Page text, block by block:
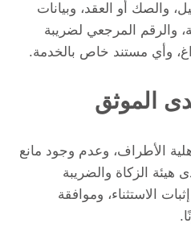
والصك أو العقد، وبيانات
والرقم المرجعي لضريبة
وأي مستند خاص بالخدمة.
الموثق
الأطراف، وعدم وجود مانع
الزكاة والضريبة
الاستثناء، وموافقة